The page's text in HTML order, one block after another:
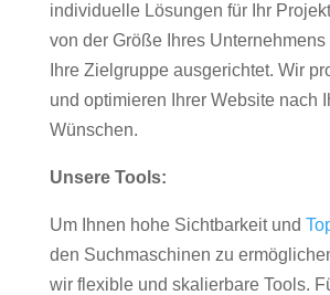
individuelle Lösungen für Ihr
von der Größe Ihres
Ihre Zielgruppe ausgerichtet. Wir
und optimieren Ihrer Website nach
Wünschen.
Unsere Tools:
Um Ihnen hohe Sichtbarkeit und
den Suchmaschinen zu
wir flexible und skalierbare Tools.